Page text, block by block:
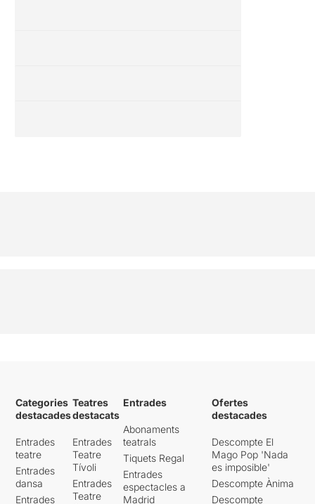
Categories
destacades
Entrades
teatre
Entrades
dansa
Entrades
Teatres
destacats
Entrades
Teatre
Tívoli
Entrades
Teatre
Entrades
Abonaments
teatrals
Tiquets Regal
Entrades
espectacles a
Madrid
Ofertes
destacades
Descompte El
Mago Pop 'Nada
es imposible'
Descompte Ànima
Descompte